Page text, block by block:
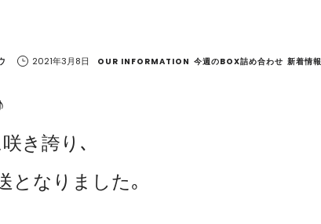
2021年3月8日 OUR INFORMATION 今週のBOX詰め合わせ 新着情報
き誇り､
となりました｡